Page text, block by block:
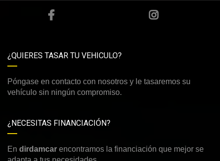
¿QUIERES TASAR TU VEHICULO?
Póngase en contacto con nosotros y le tasaremos su
vehículo sin ningún compromiso.
¿NECESITAS FINANCIACIÓN?
En dirdamcar encontramos la financiación que mejor se